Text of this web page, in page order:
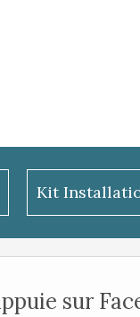
Kit
sur